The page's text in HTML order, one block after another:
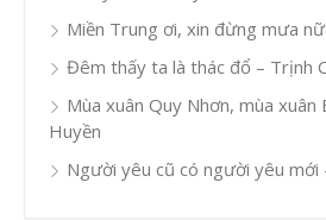
Miền Trung ơi, xin đừng mưa
Đêm thấy ta là thác đổ – Trịnh
Mùa xuân Quy Nhơn, mùa xuân
Huyền
Người yêu cũ có người yêu